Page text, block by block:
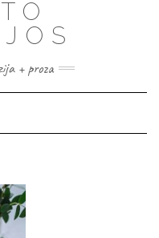
+ proza